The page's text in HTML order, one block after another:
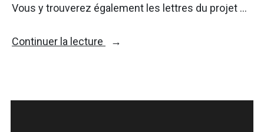
Vous y trouverez également les lettres du projet …
Continuer la lecture
« La
de